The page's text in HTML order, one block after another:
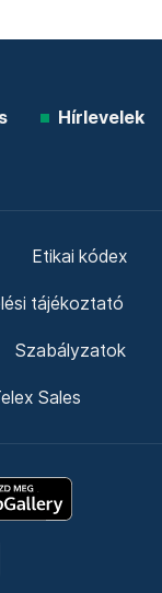
Hírlevelek
Etikai kódex
tájékoztató
Szabályzatok
Sales